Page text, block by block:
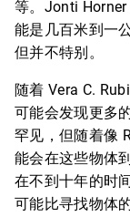
等。Jonti
能是几百米到一
但并不特别。
随着 Vera C.
可能会发现更多
罕见，但随着像
能会在这些物体
在不到十年的时
可能比寻找物体